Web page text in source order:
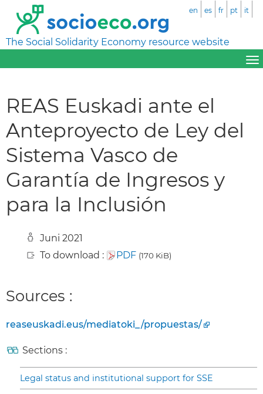
The Social Solidarity Economy resource website
en es fr pt it
REAS Euskadi ante el
Anteproyecto de Ley del
Sistema Vasco de
Garantía de Ingresos y
para la Inclusión
Juni 2021
To download :
PDF (170 KiB)
Sources :
reaseuskadi.eus/mediatoki_/propuestas/
Sections :
Legal status and institutional support for SSE